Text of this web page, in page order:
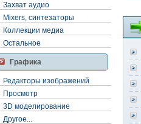
Захват аудио
Mixers, синтезаторы
Коллекции медиа
Остальное
Графика
Редакторы изображений
Просмотр
3D моделирование
Другое...